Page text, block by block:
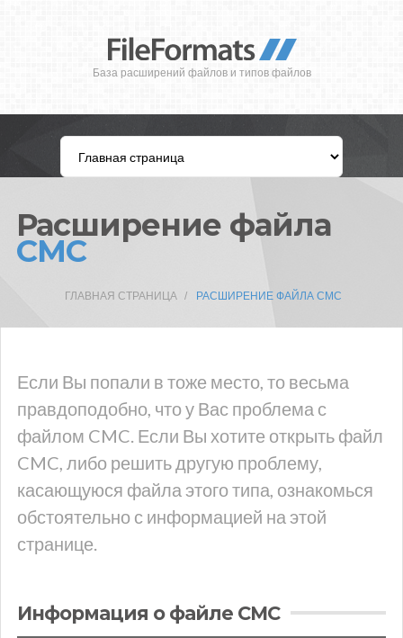
База расширений файлов и типов файлов
Расширение файла
CMC
ГЛАВНАЯ СТРАНИЦА РАСШИРЕНИЕ ФАЙЛА CMC
Если Вы попали в тоже место, то весьма
правдоподобно, что у Вас проблема с
файлом CMC. Если Вы хотите открыть файл
CMC, либо решить другую проблему,
касающуюся файла этого типа, ознакомься
обстоятельно с информацией на этой
странице.
Информация о файле CMC